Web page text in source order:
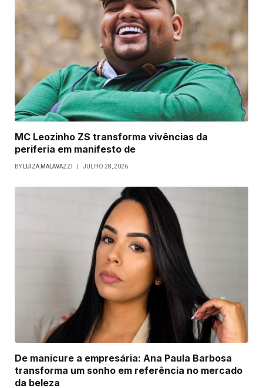
MC Leozinho ZS transforma vivências da
periferia em manifesto de
BY LUIZA MALAVAZZI JULHO 28, 2026
De manicure a empresária: Ana Paula Barbosa
transforma um sonho em referência no mercado
da beleza